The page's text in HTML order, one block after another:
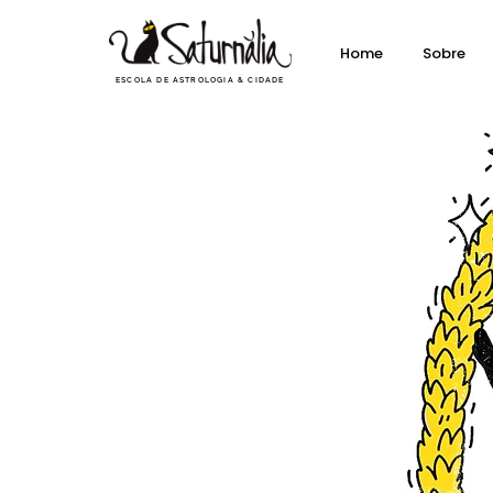
Home Sobre
ESCOLA DE ASTROLOGIA & CIDADE